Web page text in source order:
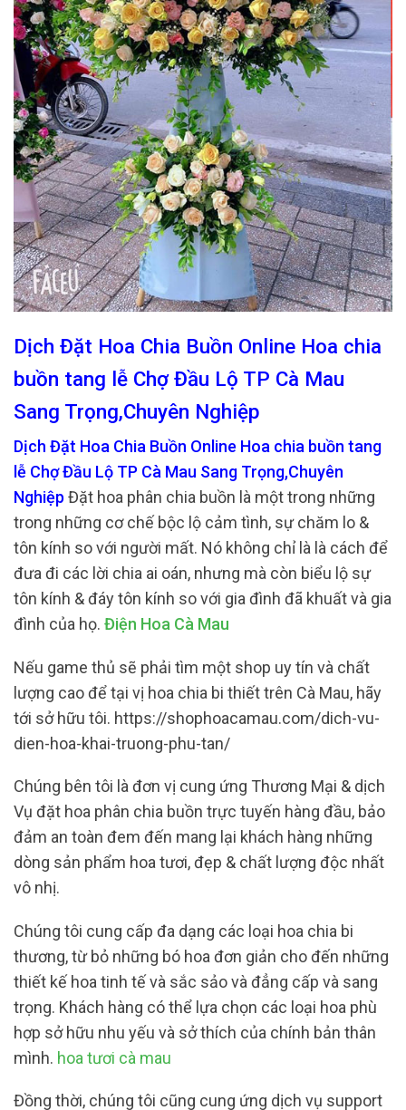
Dịch Đặt Hoa Chia Buồn Online Hoa chia
buồn tang lễ Chợ Đầu Lộ TP Cà Mau
Sang Trọng,Chuyên Nghiệp
Dịch Đặt Hoa Chia Buồn Online Hoa chia buồn tang
lễ Chợ Đầu Lộ TP Cà Mau Sang Trọng,Chuyên
Nghiệp Đặt hoa phân chia buồn là một trong những
trong những cơ chế bộc lộ cảm tình, sự chăm lo &
tôn kính so với người mất. Nó không chỉ là là cách để
đưa đi các lời chia ai oán, nhưng mà còn biểu lộ sự
tôn kính & đáy tôn kính so với gia đình đã khuất và gia
đình của họ. Điện Hoa Cà Mau
Nếu game thủ sẽ phải tìm một shop uy tín và chất
lượng cao để tại vị hoa chia bi thiết trên Cà Mau, hãy
tới sở hữu tôi. https://shophoacamau.com/dich-vu-
dien-hoa-khai-truong-phu-tan/
Chúng bên tôi là đơn vị cung ứng Thương Mại & dịch
Vụ đặt hoa phân chia buồn trực tuyến hàng đầu, bảo
đảm an toàn đem đến mang lại khách hàng những
dòng sản phẩm hoa tươi, đẹp & chất lượng độc nhất
vô nhị.
Chúng tôi cung cấp đa dạng các loại hoa chia bi
thương, từ bỏ những bó hoa đơn giản cho đến những
thiết kế hoa tinh tế và sắc sảo và đẳng cấp và sang
trọng. Khách hàng có thể lựa chọn các loại hoa phù
hợp sở hữu nhu yếu và sở thích của chính bản thân
mình. hoa tươi cà mau
Đồng thời, chúng tôi cũng cung ứng dịch vụ support